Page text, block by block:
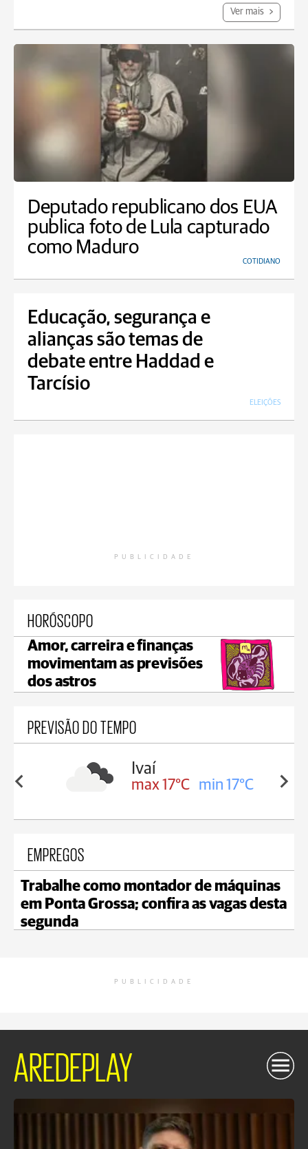
Ver mais
Deputado republicano dos EUA
publica foto de Lula capturado
como Maduro
COTIDIANO
Educação, segurança e
alianças são temas de
debate entre Haddad e
Tarcísio
ELEIÇÕES
PUBLICIDADE
HORÓSCOPO
Amor, carreira e finanças
movimentam as previsões
dos astros
PREVISÃO DO TEMPO
16°C
Ivaí
max 17°C min 17°C
EMPREGOS
Trabalhe como montador de máquinas
em Ponta Grossa; confira as vagas desta
segunda
PUBLICIDADE
AREDEPLAY